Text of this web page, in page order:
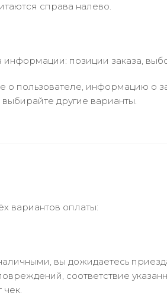
справа налево.
информации: позиции заказа,
о пользователе, информацию о
другие варианты.
вариантов оплаты:
вы дожидаетесь
соответствие
чек.